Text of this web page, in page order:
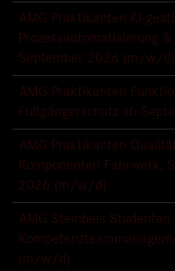
AMG Praktikanten KI-
Prozessautomatisierung
September 2026 (m/w/d)
AMG Praktikanten
Fußgängerschutz ab
AMG Praktikanten
Komponenten Fahrwerk,
2026 (m/w/d)
AMG Steinbeis
(m/w/d)